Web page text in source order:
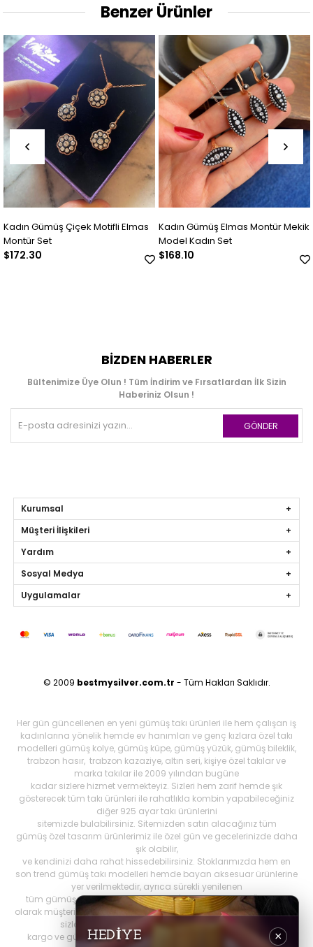
Benzer Ürünler
Kadın Gümüş Çiçek Motifli Elmas
Montür Set
$172.30
Kadın Gümüş Elmas Montür Mekik
Model Kadın Set
$168.10
BIZDEN HABERLER
Bültenimize Üye Olun ! Tüm İndirim ve Fırsatlardan İlk Sizin
Haberiniz Olsun !
GÖNDER
Kurumsal
Müşteri İlişkileri
Yardım
Sosyal Medya
Uygulamalar
© 2009 bestmysilver.com.tr - Tüm Hakları Saklıdır.
Her gün güncellenen en yeni gümüş takı ürünleri ile hem çalışan iş
kadınlarına yönelik hemde ev hanımları ve genç kızlara özel takı
modelleri gümüş kolye, gümüş küpe, gümüş yüzük, gümüş bileklik,
trabzon hasır, trabzon kazaziye, altın seri, kişiye özel takılar ve
marka takılar ile 2009 yılından bugüne
kadar sizlere hizmet vermekteyiz. Sizleri hem zarif hemde şık
gösterecek tüm takı ürünleri ile rahatlıkla kombin yapabileceğiniz
diğer 925 ayar takı ürünlerini
sitemizde bulabilirsiniz. Sitemizden satın alacağınız tüm
gümüş özel tasarım ürünlerimiz ile özel gün ve gecelerinizde daha
şık olabilir,
ve kendinizi daha rahat hissedebilirsiniz. Stoklarımızda hem en
son trend gümüş takı modelleri hemde bayan aksesuar ürünlerine
yer verilmektedir, ayrıca sürekli yenilenen
tüm gümüş ürünlerini Best My Silrver'da bulabilirsiniz. Öncelikli
olarak müşteri memnuniyetini ön planda tutanbestmysilver.com.tr
sizlere daha iyi hizmet sunabilmek adına hızlı
kargo ve güvenilir alışverişi birinci öncelik olarak görmektedir.
HEDİYE ×